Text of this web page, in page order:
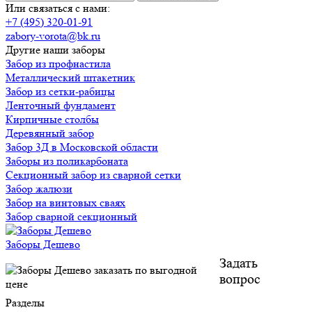
Или связаться с нами:
+7 (495) 320-01-91
zabory-vorota@bk.ru
Другие наши заборы
Забор из профнастила
Металлический штакетник
Забор из сетки-рабицы
Ленточный фундамент
Кирпичные столбы
Деревянный забор
Забор 3Д в Московской области
Заборы из поликарбоната
Секционный забор из сварной сетки
Забор жалюзи
Забор на винтовых сваях
Забор сварной секционный
Заборы Дешево
Задать
вопрос
Разделы